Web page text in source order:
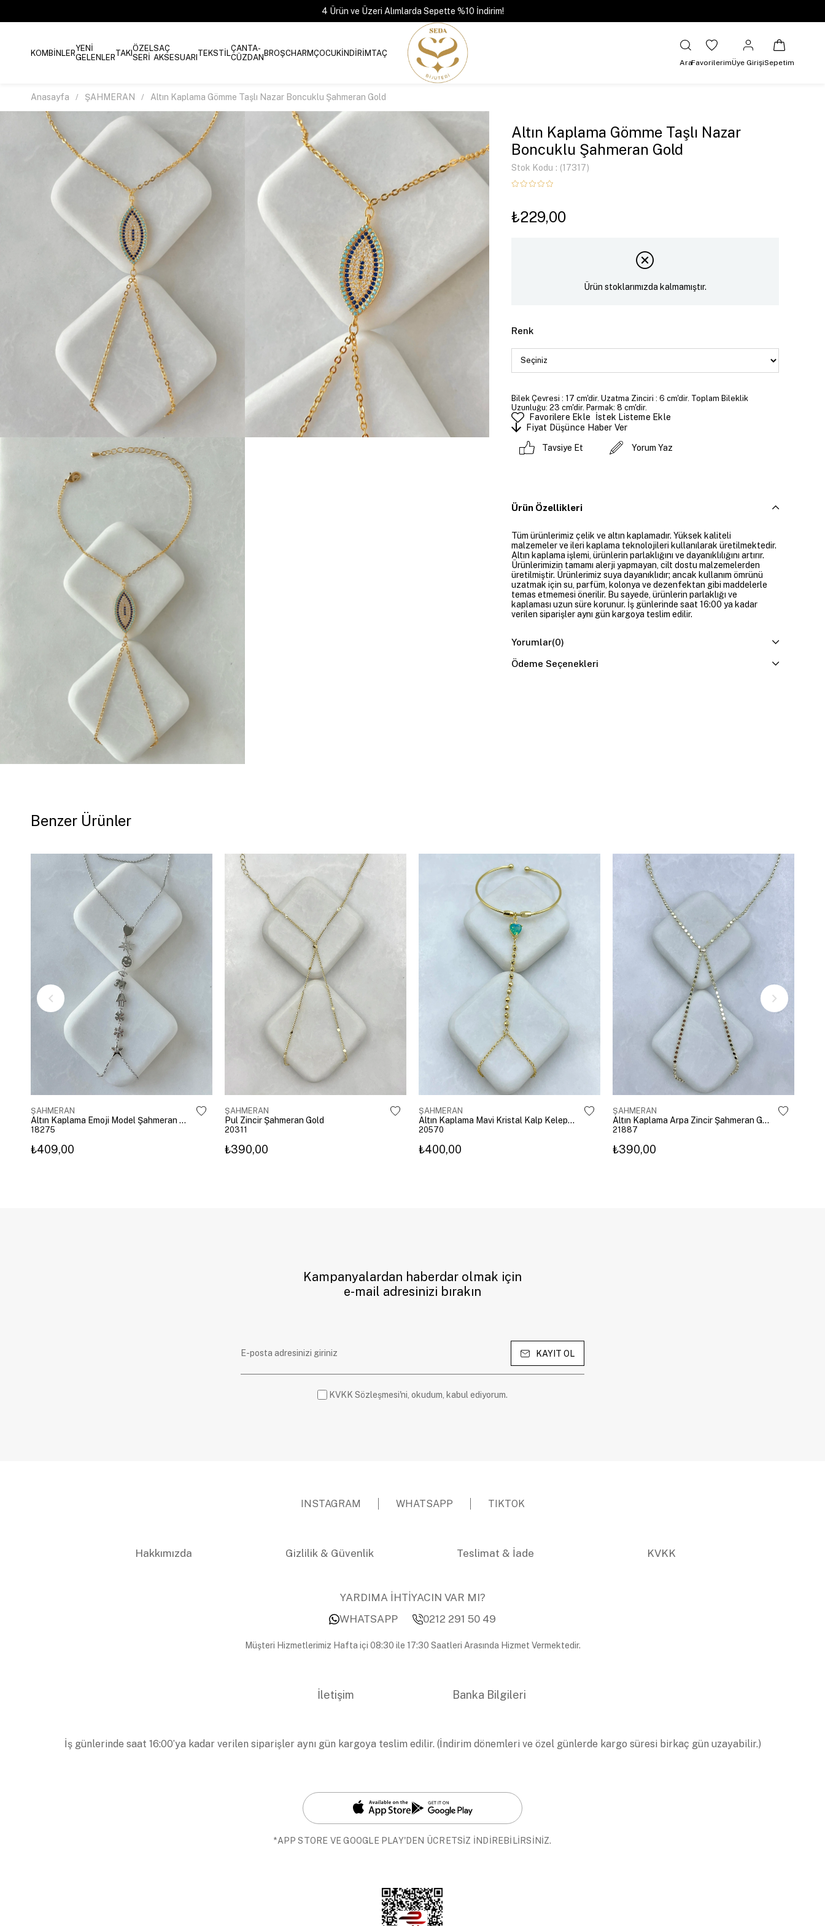
4 Ürün ve Üzeri Alımlarda Sepette %10 İndirim!
KOMBİNLERYENİ
GELENLERTAKIÖZEL
SERİ
SAÇ
AKSESUARI TEKSTİLÇANTA-
CÜZDANBROŞCHARMÇOCUKİNDİRİMTAÇ
AraFavorilerimÜye GirişiSepetim
Anasayfa ŞAHMERAN Altın Kaplama Gömme Taşlı Nazar Boncuklu Şahmeran Gold
Altın Kaplama Gömme Taşlı Nazar
Boncuklu Şahmeran Gold
Stok Kodu (17317)
₺229,00
Ürün stoklarımızda kalmamıştır.
Renk
Bilek Çevresi : 17 cm'dir. Uzatma Zinciri : 6 cm'dir. Toplam Bileklik
Uzunluğu: 23 cm'dir. Parmak: 8 cm'dir.
Favorilere Ekle
İstek Listeme Ekle
Fiyat Düşünce Haber Ver
Tavsiye Et Yorum Yaz
Ürün Özellikleri
Tüm ürünlerimiz çelik ve altın kaplamadır. Yüksek kaliteli
malzemeler ve ileri kaplama teknolojileri kullanılarak üretilmektedir.
Altın kaplama işlemi, ürünlerin parlaklığını ve dayanıklılığını artırır.
Ürünlerimizin tamamı alerji yapmayan, cilt dostu malzemelerden
üretilmiştir. Ürünlerimiz suya dayanıklıdır; ancak kullanım ömrünü
uzatmak için su, parfüm, kolonya ve dezenfektan gibi maddelerle
temas etmemesi önerilir. Bu sayede, ürünlerin parlaklığı ve
kaplaması uzun süre korunur. İş günlerinde saat 16:00 ya kadar
verilen siparişler aynı gün kargoya teslim edilir.
Yorumlar(0)
Ödeme Seçenekleri
Benzer Ürünler
ŞAHMERAN
Altın Kaplama Emoji Model Şahmeran Gümüş
18275
₺409,00
ŞAHMERAN
Pul Zincir Şahmeran Gold
20311
₺390,00
ŞAHMERAN
Altın Kaplama Mavi Kristal Kalp Kelepçe Şahmeran Gold
20570
₺400,00
ŞAHMERAN
Altın Kaplama Arpa Zincir Şahmeran Gold
21887
₺390,00
Kampanyalardan haberdar olmak için
e-mail adresinizi bırakın
KAYIT OL
KVKK Sözleşmesi'ni, okudum, kabul ediyorum.
INSTAGRAM WHATSAPP TIKTOK
Hakkımızda Gizlilik & Güvenlik Teslimat & İade KVKK
YARDIMA İHTİYACIN VAR MI?
WHATSAPP
0212 291 50 49
Müşteri Hizmetlerimiz Hafta içi 08:30 ile 17:30 Saatleri Arasında Hizmet Vermektedir.
İletişim Banka Bilgileri
İş günlerinde saat 16:00’ya kadar verilen siparişler aynı gün kargoya teslim edilir. (İndirim dönemleri ve özel günlerde kargo süresi birkaç gün uzayabilir.)
*APP STORE VE GOOGLE PLAY'DEN ÜCRETSİZ İNDİREBİLİRSİNİZ.